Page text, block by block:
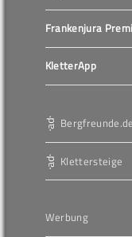
Frankenjura
KletterApp
Bergfreunde.de
Klettersteige
Werbung